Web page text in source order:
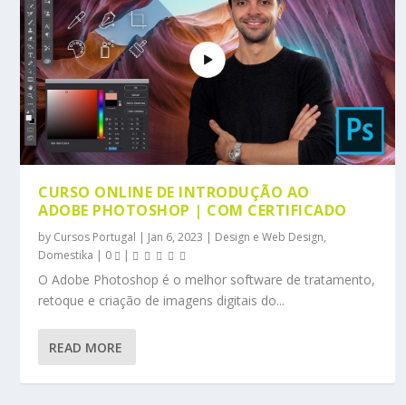
CURSO ONLINE DE INTRODUÇÃO AO
ADOBE PHOTOSHOP | COM CERTIFICADO
by Cursos Portugal | Jan 6, 2023 | Design e Web Design,
Domestika | 0 |
O Adobe Photoshop é o melhor software de tratamento,
retoque e criação de imagens digitais do...
READ MORE